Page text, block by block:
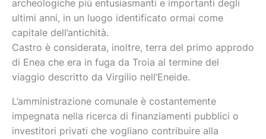
archeologiche più entusiasmanti e importanti degli
ultimi anni, in un luogo identificato ormai come
capitale dell’antichità.
Castro è considerata, inoltre, terra del primo approdo
di Enea che era in fuga da Troia al termine del
viaggio descritto da Virgilio nell’Eneide.
L’amministrazione comunale è costantemente
impegnata nella ricerca di finanziamenti pubblici o
investitori privati che vogliano contribuire alla